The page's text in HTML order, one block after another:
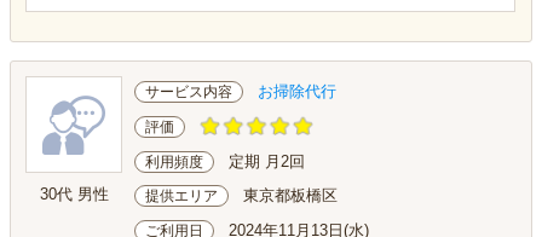
30代 男性
サービス内容 お掃除代行
評価
利用頻度 定期 月2回
提供エリア 東京都板橋区
ご利用日 2024年11月13日(水)